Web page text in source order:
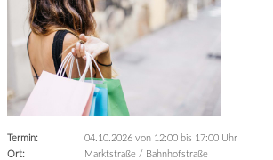
Termin: 04.10.2026 von 12:00 bis 17:00 Uhr
Ort:
Marktstraße / Bahnhofstraße